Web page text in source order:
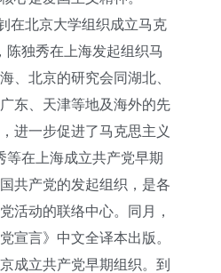
北京大学组织成立马克
陈独秀在上海发起组织马
、北京的研究会同湖北、
东、天津等地及海外的先
进一步促进了马克思主义
等在上海成立共产党早期
共产党的发起组织，是各
活动的联络中心。同月，
宣言》中文全译本出版。
成立共产党早期组织。到